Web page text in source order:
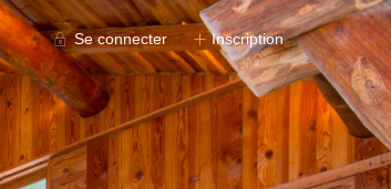
Se connecter Inscription